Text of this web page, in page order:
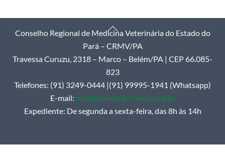
Back
To
Top
Conselho Regional de Medicina Veterinária do Estado do
Pará – CRMV/PA
Travessa Curuzu, 2318 – Marco – Belém/PA | CEP 66.085-
823
Telefones: (91) 3249-0444 |(91) 99995-1941 (Whatsapp)
E-mail: atendimento@crmvpa.org.br
Expediente: De segunda a sexta-feira, das 8h às 14h